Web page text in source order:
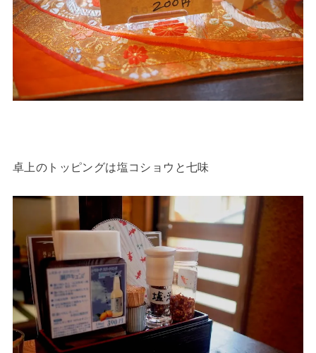
卓上のトッピングは塩コショウと七味